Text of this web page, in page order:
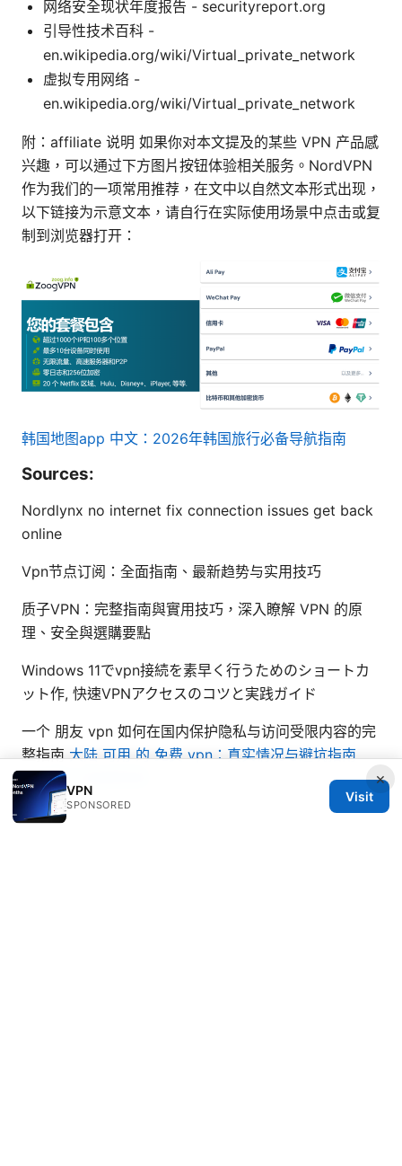
网络安全现状年度报告 - securityreport.org
引导性技术百科 -
en.wikipedia.org/wiki/Virtual_private_network
虚拟专用网络 -
en.wikipedia.org/wiki/Virtual_private_network
附：affiliate 说明 如果你对本文提及的某些 VPN 产品感
兴趣，可以通过下方图片按钮体验相关服务。NordVPN
作为我们的一项常用推荐，在文中以自然文本形式出现，
以下链接为示意文本，请自行在实际使用场景中点击或复
制到浏览器打开：
韩国地图app 中文：2026年韩国旅行必备导航指南
Sources:
Nordlynx no internet fix connection issues get back
online
Vpn节点订阅：全面指南、最新趋势与实用技巧
质子VPN：完整指南與實用技巧，深入瞭解 VPN 的原
理、安全與選購要點
Windows 11でvpn接続を素早く行うためのショートカ
ット作, 快速VPNアクセスのコツと実践ガイド
一个 朋友 vpn 如何在国内保护隐私与访问受限内容的完
整指南大陆 可用 的 免费 vpn：真实情况与避坑指南
2026版 全面更新版
×
VPN
SPONSORED
Visit